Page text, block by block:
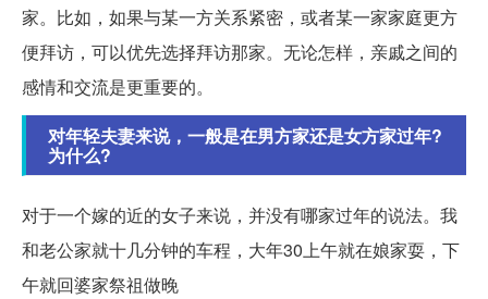
家。比如，如果与某一方关系紧密，或者某一家家庭更方
便拜访，可以优先选择拜访那家。无论怎样，亲戚之间的
感情和交流是更重要的。
对年轻夫妻来说，一般是在男方家还是女方家过年?
为什么?
对于一个嫁的近的女子来说，并没有哪家过年的说法。我
和老公家就十几分钟的车程，大年30上午就在娘家耍，下
午就回婆家祭祖做晚